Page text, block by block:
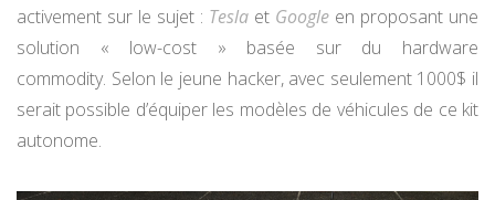
activement sur le sujet : Tesla et Google en proposant une
solution « low-cost » basée sur du hardware
commodity. Selon le jeune hacker, avec seulement 1000$ il
serait possible d’équiper les modèles de véhicules de ce kit
autonome.